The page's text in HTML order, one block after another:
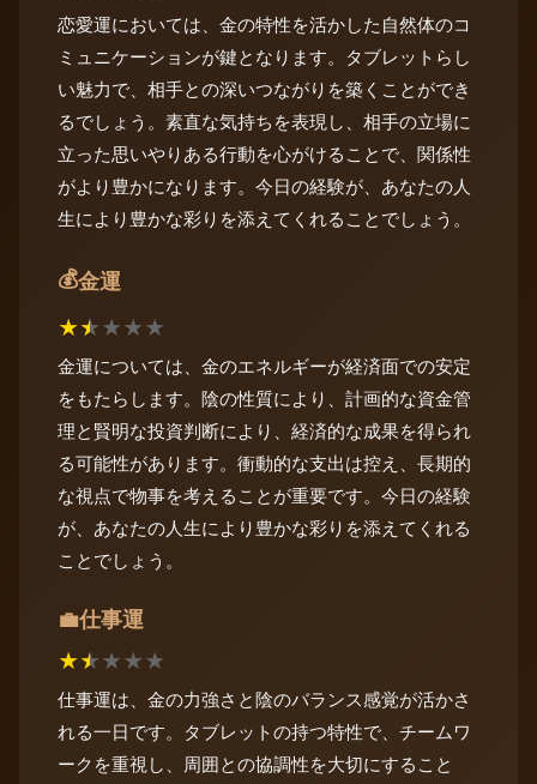
恋愛運においては、金の特性を活かした自然体のコ
ミュニケーションが鍵となります。タブレットらし
い魅力で、相手との深いつながりを築くことができ
るでしょう。素直な気持ちを表現し、相手の立場に
立った思いやりある行動を心がけることで、関係性
がより豊かになります。今日の経験が、あなたの人
生により豊かな彩りを添えてくれることでしょう。
💰金運
★★★★★
金運については、金のエネルギーが経済面での安定
をもたらします。陰の性質により、計画的な資金管
理と賢明な投資判断により、経済的な成果を得られ
る可能性があります。衝動的な支出は控え、長期的
な視点で物事を考えることが重要です。今日の経験
が、あなたの人生により豊かな彩りを添えてくれる
ことでしょう。
💼仕事運
★★★★★
仕事運は、金の力強さと陰のバランス感覚が活かさ
れる一日です。タブレットの持つ特性で、チームワ
ークを重視し、周囲との協調性を大切にすること